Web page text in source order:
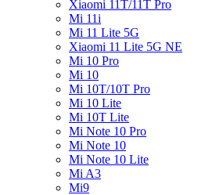
Xiaomi 11T/11T Pro
Mi 11i
Mi 11 Lite 5G
Xiaomi 11 Lite 5G NE
Mi 10 Pro
Mi 10
Mi 10T/10T Pro
Mi 10 Lite
Mi 10T Lite
Mi Note 10 Pro
Mi Note 10
Mi Note 10 Lite
Mi A3
Mi9